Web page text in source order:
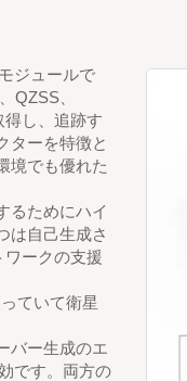
ジュールで
QZSS、
し、追跡す
ターを特徴と
境でも優れた
るためにハイ
は自己生成さ
ークの支援
ていて衛星
バー生成のエ
です。両方の